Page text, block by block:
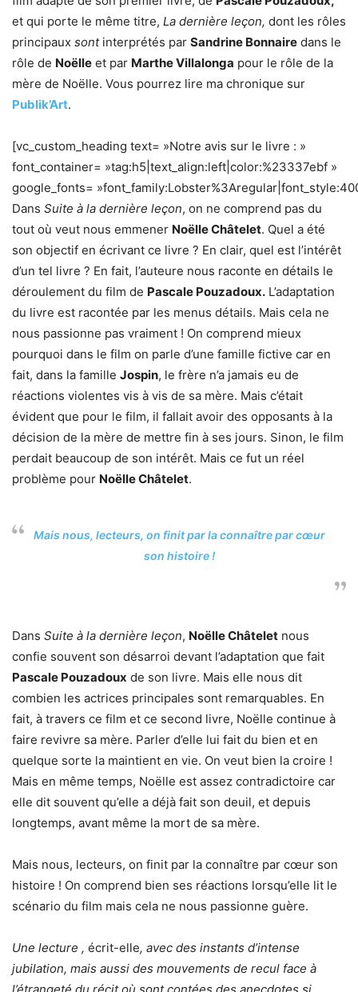
et qui porte le même titre, La dernière leçon, dont les rôles
principaux sontinterprétés par Sandrine Bonnaire dans le
rôle de Noëlle et par Marthe Villalonga pour le rôle de la
mère de Noëlle. Vous pourrez lire ma chronique sur
Publik’Art.
[vc_custom_heading text= »Notre avis sur le livre : »
font_container= »tag:h5|text_align:left|color:%23337ebf »
google_fonts=
Dans Suite à la dernière leçon, on ne comprend pas du
tout où veut nous emmener Noëlle Châtelet. Quel a été
son objectif en écrivant ce livre ? En clair, quel est l’intérêt
d’un tel livre ? En fait, l’auteure nous raconte en détails le
déroulement du film de Pascale Pouzadoux. L’adaptation
du livre est racontée par les menus détails. Mais cela ne
nous passionne pas vraiment ! On comprend mieux
pourquoi dans le film on parle d’une famille fictive car en
fait, dans la famille Jospin, le frère n’a jamais eu de
réactions violentes vis à vis de sa mère. Mais c’était
évident que pour le film, il fallait avoir des opposants à la
décision de la mère de mettre fin à ses jours. Sinon, le film
perdait beaucoup de son intérêt. Mais ce fut un réel
problème pour Noëlle Châtelet.
Mais nous, lecteurs, on finit par la connaître par cœur
son histoire !
Dans Suite à la dernière leçon, Noëlle Châtelet nous
confie souvent son désarroi devant l’adaptation que fait
Pascale Pouzadoux de son livre. Mais elle nous dit
combien les actrices principales sont remarquables. En
fait, à travers ce film et ce second livre, Noëlle continue à
faire revivre sa mère. Parler d’elle lui fait du bien et en
quelque sorte la maintient en vie. On veut bien la croire !
Mais en même temps, Noëlle est assez contradictoire car
elle dit souvent qu’elle a déjà fait son deuil, et depuis
longtemps, avant même la mort de sa mère.
Mais nous, lecteurs, on finit par la connaître par cœur son
histoire ! On comprend bien ses réactions lorsqu’elle lit le
scénario du film mais cela ne nous passionne guère.
Une lecture , écrit-elle, avec des instants d’intense
jubilation, mais aussi des mouvements de recul face à